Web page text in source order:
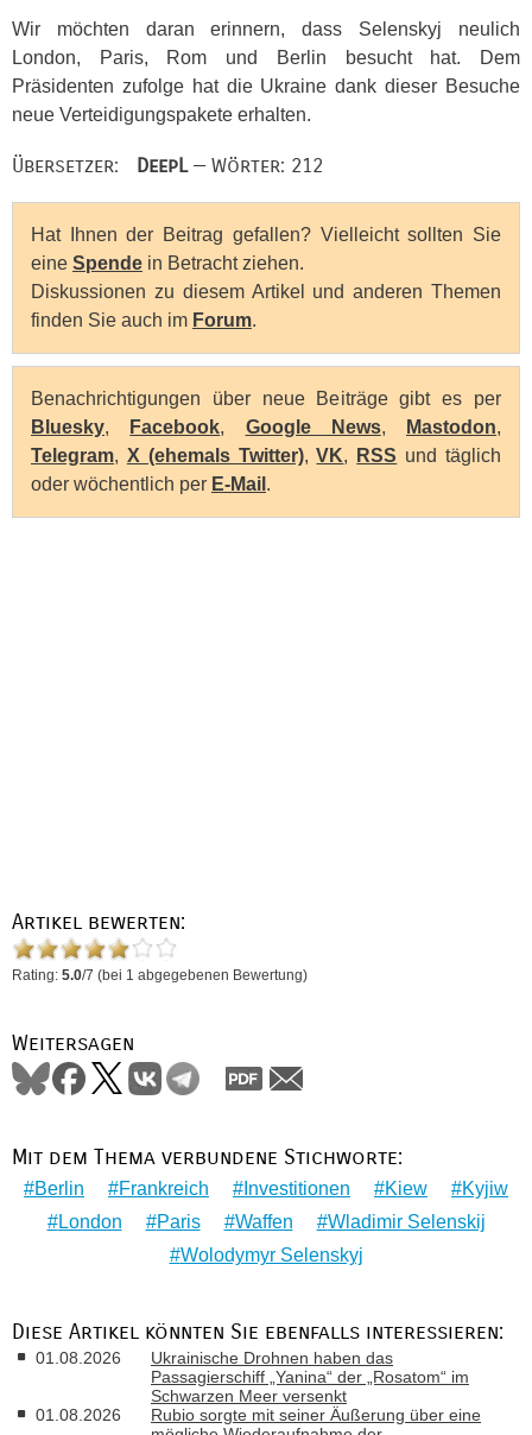
Wir möchten daran erinnern, dass Selenskyj neulich
London, Paris, Rom und Berlin besucht hat. Dem
Präsidenten zufolge hat die Ukraine dank dieser Besuche
neue Verteidigungspakete erhalten.
Übersetzer: DeepL— Wörter: 212
Hat Ihnen der Beitrag gefallen? Vielleicht sollten Sie
eine Spende in Betracht ziehen.
Diskussionen zu diesem Artikel und anderen Themen
finden Sie auch im Forum.
Benachrichtigungen über neue Beiträge gibt es per
Bluesky, Facebook, Google News, Mastodon,
Telegram, X (ehemals Twitter),VK, RSS und täglich
oder wöchentlich per E-Mail .
Artikel bewerten:
Rating: 5.0/7 (bei 1 abgegebenen Bewertung)
Weitersagen
Mit dem Thema verbundene Stichworte:
Berlin Frankreich Investitionen Kiew
Kyjiw
London
Paris Waffen
Wladimir Selenskij
Wolodymyr Selenskyj
Diese Artikel könnten Sie ebenfalls interessieren:
01.08.2026
Ukrainische Drohnen haben das
Passagierschiff „Yanina“ der „Rosatom“ im
Schwarzen Meer versenkt
01.08.2026
Rubio sorgte mit seiner Äußerung über eine